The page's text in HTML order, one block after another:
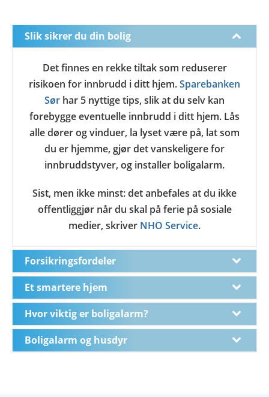
Slik sikrer du din bolig
Det finnes en rekke tiltak som reduserer
risikoen for innbrudd i ditt hjem.Sparebanken
Sør har 5 nyttige tips, slik at du selv kan
forebygge eventuelle innbrudd i ditt hjem. Lås
alle dører og vinduer, la lyset være på, lat som
du er hjemme, gjør det vanskeligere for
innbruddstyver, og installer boligalarm.
Sist, men ikke minst: det anbefales at du ikke
offentliggjør når du skal på ferie på sosiale
medier, skriver NHO Service.
Forsikringsfordeler
Et smartere hjem
Hvor viktig er boligalarm?
Boligalarm og husdyr